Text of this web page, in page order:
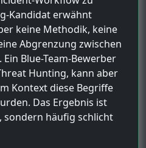
Kandidat erwähnt
keine Methodik, keine
Abgrenzung zwischen
Blue-Team-Bewerber
Hunting, kann aber
Kontext diese Begriffe
Das Ergebnis ist
sondern häufig schlicht